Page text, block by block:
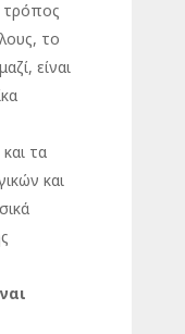
τρόπος
το
είναι
τα
και